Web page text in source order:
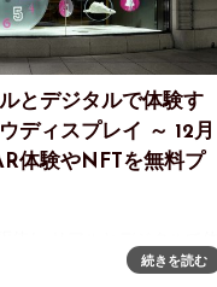
とデジタルで体験す
ディスプレイ ～ 12月
体験やNFTを無料プ
ディスプレイ～12月25日
続きを読む